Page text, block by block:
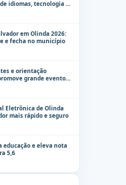
idiomas, tecnologia e
em Olinda 2026:
e fecha no município
e orientação
grande evento
contra a mulher
Eletrônica de Olinda
mais rápido e seguro
educação e eleva nota
5,6